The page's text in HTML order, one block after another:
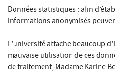
Données statistiques : afin
informations anonymisés
L’université attache beaucoup
mauvaise utilisation de ces
de traitement, Madame Karine